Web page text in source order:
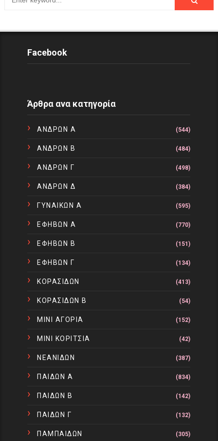
Facebook
Άρθρα ανα κατηγορία
ΑΝΔΡΩΝ Α (544)
ΑΝΔΡΩΝ Β (484)
ΑΝΔΡΩΝ Γ (498)
ΑΝΔΡΩΝ Δ (384)
ΓΥΝΑΙΚΩΝ Α (595)
ΕΦΗΒΩΝ Α (770)
ΕΦΗΒΩΝ Β (151)
ΕΦΗΒΩΝ Γ (134)
ΚΟΡΑΣΙΔΩΝ (413)
ΚΟΡΑΣΙΔΩΝ Β (54)
ΜΙΝΙ ΑΓΟΡΙΑ (152)
ΜΙΝΙ ΚΟΡΙΤΣΙΑ (42)
ΝΕΑΝΙΔΩΝ (387)
ΠΑΙΔΩΝ Α (834)
ΠΑΙΔΩΝ Β (142)
ΠΑΙΔΩΝ Γ (132)
ΠΑΜΠΑΙΔΩΝ (305)